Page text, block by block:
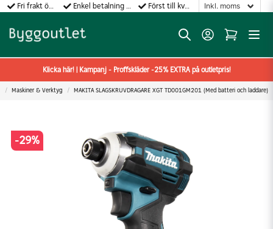
Fri frakt över 499:- Enkel betalning med Klarna Först till kvarn gäller!
Klicka här! | Kampanj - Proffskläder -25% EXTRA på outletpris!
Maskiner & Verktyg MAKITA SLAGSKRUVDRAGARE XGT TD001GM201 (Med batteri och laddare)
-29%